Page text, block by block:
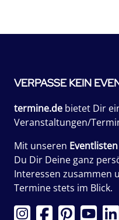
VERPASSE KEIN
termine.de bietet Dir
Veranstaltungen/
Mit unseren Eventlisten
Du Dir Deine ganz
Interessen zusammen
Termine stets im Blick.